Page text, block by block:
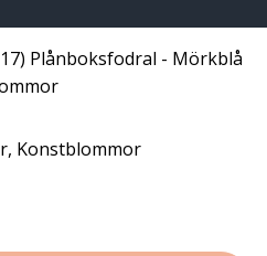
, Konstblommor